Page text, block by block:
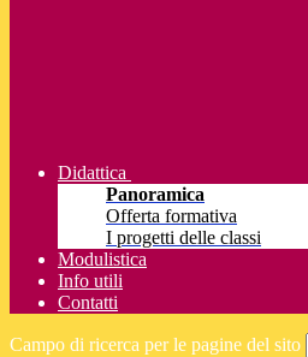
Didattica
Panoramica
Offerta formativa
I progetti delle classi
Modulistica
Info utili
Contatti
Campo di ricerca per le pagine del sito